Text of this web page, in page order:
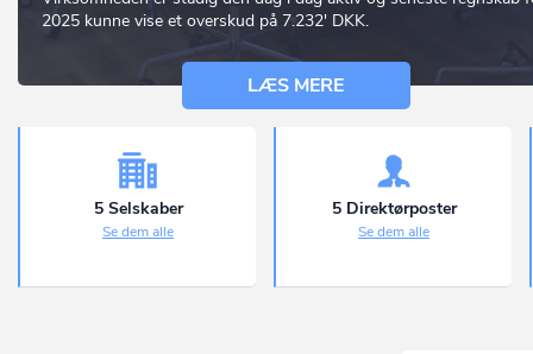
2025 kunne vise et overskud på 7.232' DKK.
LÆS MERE
5 Selskaber
Se dem alle
5 Direktørposter
Se dem alle